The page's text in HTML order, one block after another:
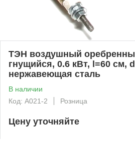
ТЭН воздушный
гнущийся, 0.6 кВт, l=60 см,
нержавеющая сталь
В наличии
Код: А021-2
Розница
Цену уточняйте